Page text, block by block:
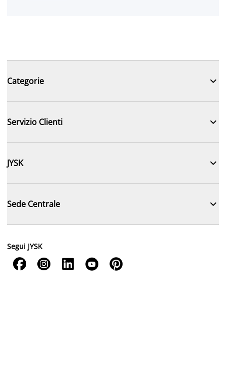
Categorie 
Servizio Clienti 
JYSK 
Sede Centrale 
Segui JYSK
    